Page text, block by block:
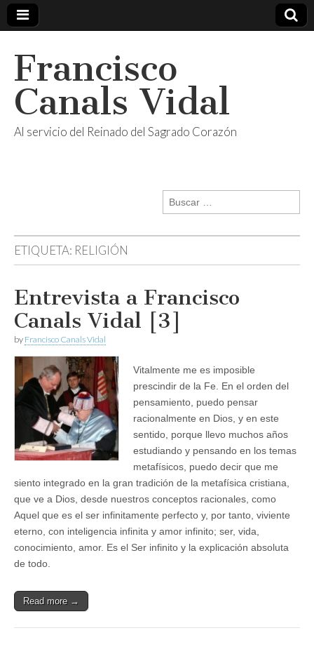
Francisco
Canals Vidal
Al servicio del Reinado del Sagrado Corazón
Buscar:
ETIQUETA: RELIGIÓN
Entrevista a Francisco
Canals Vidal [3]
by Francisco Canals Vidal
Vitalmente me es imposible
prescindir de la Fe. En el orden del
pensamiento, puedo pensar
racionalmente en Dios, y en este
sentido, porque llevo muchos años
estudiando y pensando en los temas
metafísicos, puedo decir que me
siento integrado en la gran tradición de la metafísica cristiana,
que ve a Dios, desde nuestros conceptos racionales, como
Aquel que es el ser infinitamente perfecto y, por tanto, viviente
eterno, con inteligencia infinita y amor infinito; ser, vida,
conocimiento, amor. Es el Ser infinito y la explicación absoluta
de todo.
Read more →